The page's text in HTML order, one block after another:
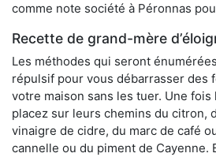
comme note société à Péronnas
Recette de grand-mère
Les méthodes qui seront
répulsif pour vous débarrasser des
votre maison sans les tuer. Une
placez sur leurs chemins du citron,
vinaigre de cidre, du marc de café
cannelle ou du piment de Cayenne.